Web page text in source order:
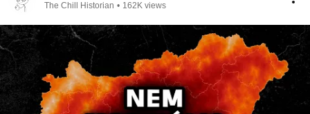
The Chill Historian • 162K views